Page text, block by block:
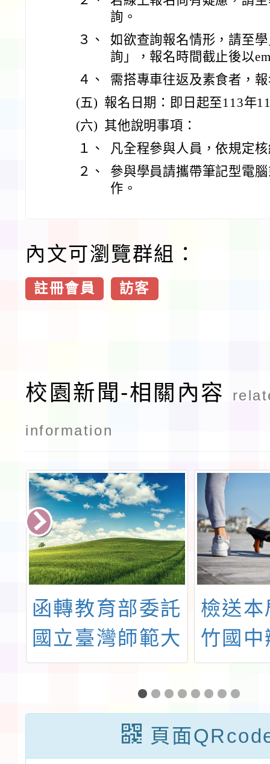
詢。
３、
如欲查詢報名情形，請至
詢」，報名時間截止後以
４、
需搭專車往返及素食者，
(五) 報名日期：即日起至113年
(六) 其他說明事項：
１、
凡全程參與人員，依規定
２、
參與學員請攜帶筆記型電
作。
內文可瀏覽群組：
註冊會員 訪客
校園新聞-相關內容
information
函轉教育部委託
國立臺灣師範大
學辦理113年
「素養導向音樂
專才教材研發與
師資精進暨跨域
檢送
竹國
市115
種子
訓工
發表
頁面